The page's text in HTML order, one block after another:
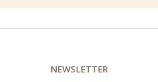
NEWSLETTER